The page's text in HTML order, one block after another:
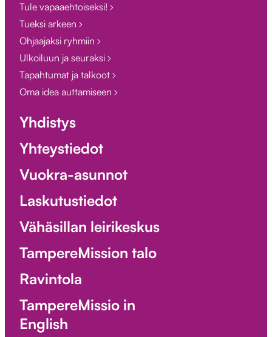
Tule vapaaehtoiseksi!
Tueksi arkeen
Ohjaajaksi ryhmiin
Ulkoiluun ja seuraksi
Tapahtumat ja talkoot
Oma idea auttamiseen
Yhdistys
Yhteystiedot
Vuokra-asunnot
Laskutustiedot
Vähäsillan leirikeskus
TampereMission talo
Ravintola
TampereMissio in
English